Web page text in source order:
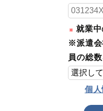
就業中
※派遣会
員の総
個